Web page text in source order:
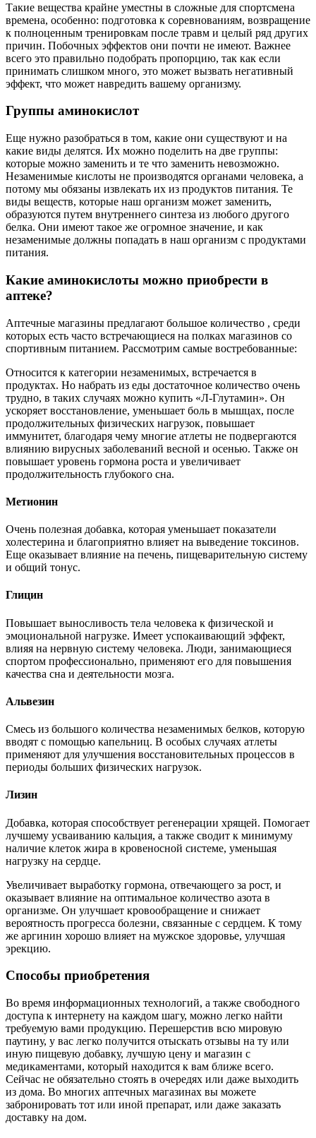
Такие вещества крайне уместны в сложные для спортсмена
времена, особенно: подготовка к соревнованиям, возвращение
к полноценным тренировкам после травм и целый ряд других
причин. Побочных эффектов они почти не имеют. Важнее
всего это правильно подобрать пропорцию, так как если
принимать слишком много, это может вызвать негативный
эффект, что может навредить вашему организму.
Группы аминокислот
Еще нужно разобраться в том, какие они существуют и на
какие виды делятся. Их можно поделить на две группы:
которые можно заменить и те что заменить невозможно.
Незаменимые кислоты не производятся органами человека, а
потому мы обязаны извлекать их из продуктов питания. Те
виды веществ, которые наш организм может заменить,
образуются путем внутреннего синтеза из любого другого
белка. Они имеют такое же огромное значение, и как
незаменимые должны попадать в наш организм с продуктами
питания.
Какие аминокислоты можно приобрести в
аптеке?
Аптечные магазины предлагают большое количество , среди
которых есть часто встречающиеся на полках магазинов со
спортивным питанием. Рассмотрим самые востребованные:
Относится к категории незаменимых, встречается в
продуктах. Но набрать из еды достаточное количество очень
трудно, в таких случаях можно купить «Л-Глутамин». Он
ускоряет восстановление, уменьшает боль в мышцах, после
продолжительных физических нагрузок, повышает
иммунитет, благодаря чему многие атлеты не подвергаются
влиянию вирусных заболеваний весной и осенью. Также он
повышает уровень гормона роста и увеличивает
продолжительность глубокого сна.
Метионин
Очень полезная добавка, которая уменьшает показатели
холестерина и благоприятно влияет на выведение токсинов.
Еще оказывает влияние на печень, пищеварительную систему
и общий тонус.
Глицин
Повышает выносливость тела человека к физической и
эмоциональной нагрузке. Имеет успокаивающий эффект,
влияя на нервную систему человека. Люди, занимающиеся
спортом профессионально, применяют его для повышения
качества сна и деятельности мозга.
Альвезин
Смесь из большого количества незаменимых белков, которую
вводят с помощью капельниц. В особых случаях атлеты
применяют для улучшения восстановительных процессов в
периоды больших физических нагрузок.
Лизин
Добавка, которая способствует регенерации хрящей. Помогает
лучшему усваиванию кальция, а также сводит к минимуму
наличие клеток жира в кровеносной системе, уменьшая
нагрузку на сердце.
Увеличивает выработку гормона, отвечающего за рост, и
оказывает влияние на оптимальное количество азота в
организме. Он улучшает кровообращение и снижает
вероятность прогресса болезни, связанные с сердцем. К тому
же аргинин хорошо влияет на мужское здоровье, улучшая
эрекцию.
Способы приобретения
Во время информационных технологий, а также свободного
доступа к интернету на каждом шагу, можно легко найти
требуемую вами продукцию. Перешерстив всю мировую
паутину, у вас легко получится отыскать отзывы на ту или
иную пищевую добавку, лучшую цену и магазин с
медикаментами, который находится к вам ближе всего.
Сейчас не обязательно стоять в очередях или даже выходить
из дома. Во многих аптечных магазинах вы можете
забронировать тот или иной препарат, или даже заказать
доставку на дом.